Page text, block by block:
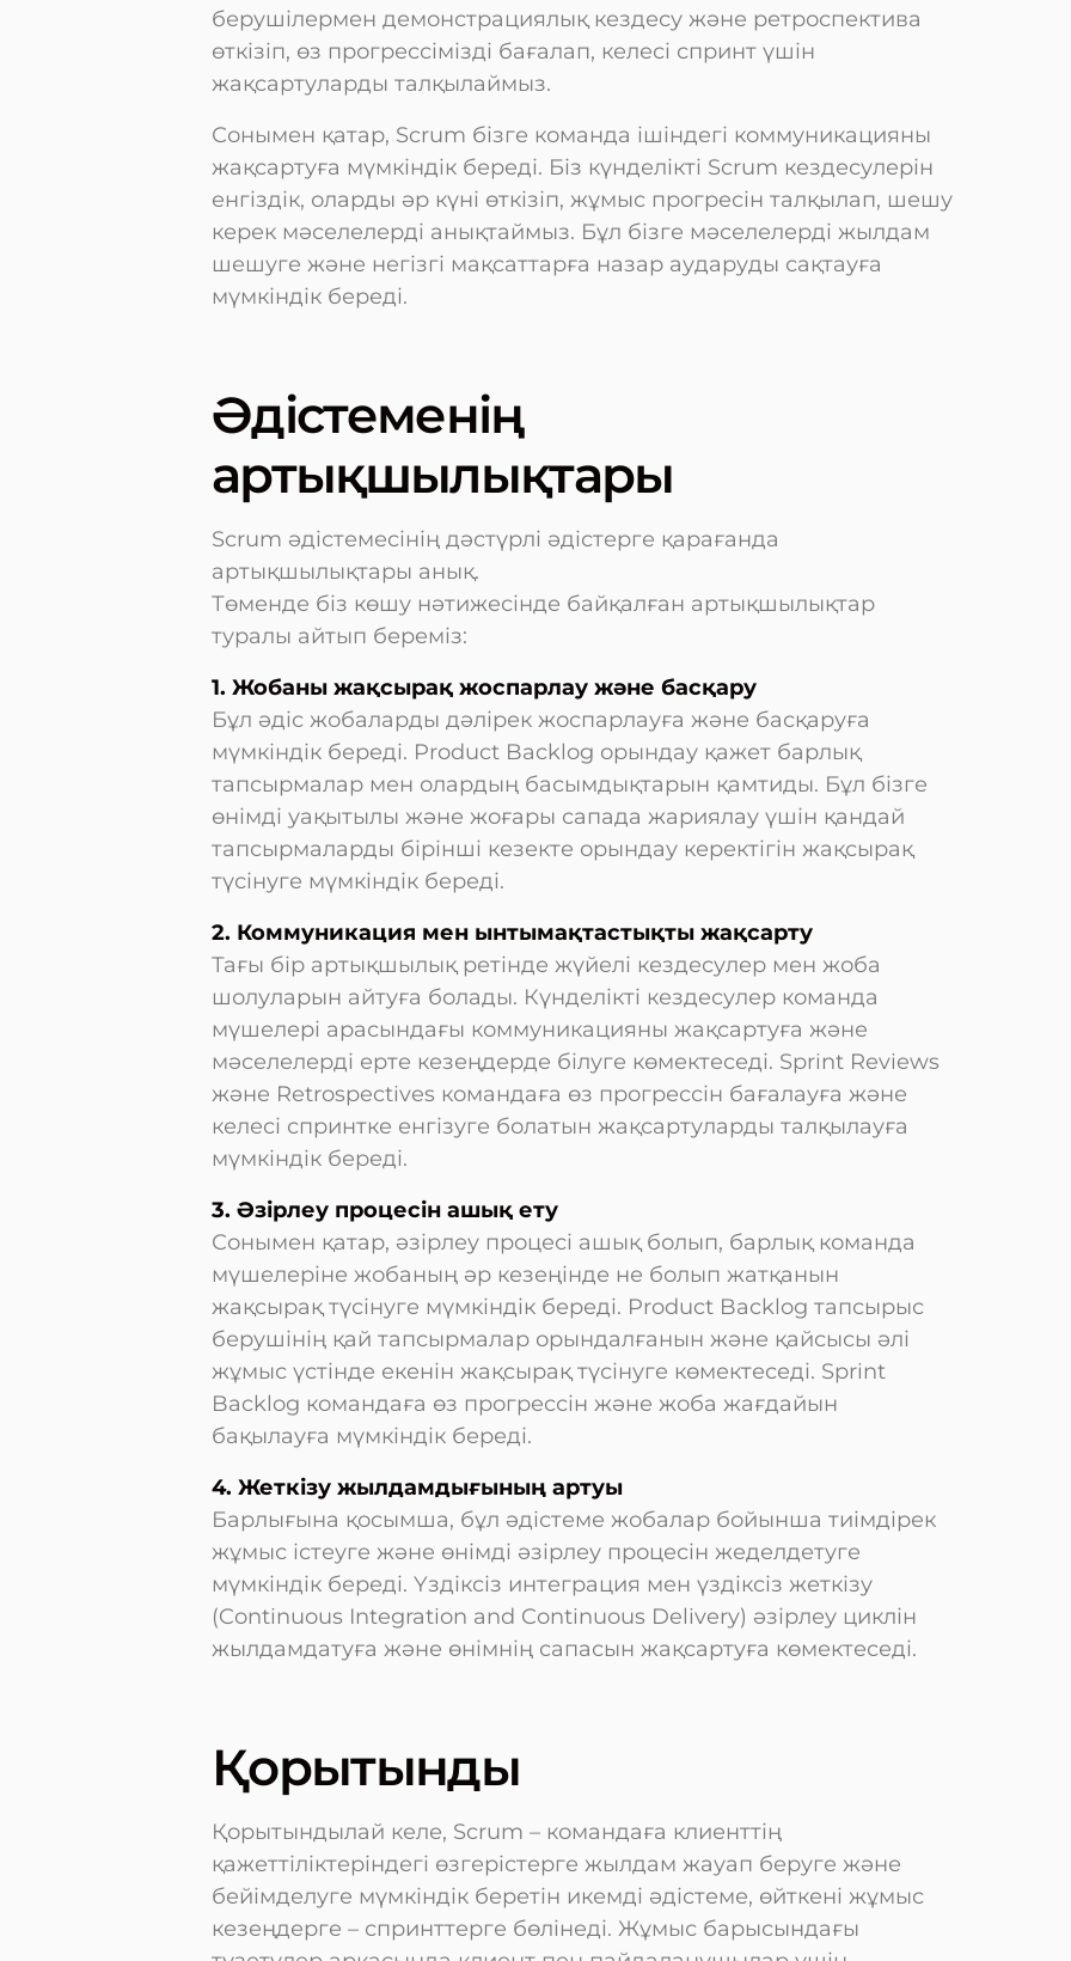
берушілермен демонстрациялық кездесу және ретроспектива
өткізіп, өз прогрессімізді бағалап, келесі спринт үшін
жақсартуларды талқылаймыз.
Сонымен қатар, Scrum бізге команда ішіндегі коммуникацияны
жақсартуға мүмкіндік береді. Біз күнделікті Scrum кездесулерін
енгіздік, оларды әр күні өткізіп, жұмыс прогресін талқылап, шешу
керек мәселелерді анықтаймыз. Бұл бізге мәселелерді жылдам
шешуге және негізгі мақсаттарға назар аударуды сақтауға
мүмкіндік береді.
Әдістеменің
артықшылықтары
Scrum әдістемесінің дәстүрлі әдістерге қарағанда
артықшылықтары анық.
Төменде біз көшу нәтижесінде байқалған артықшылықтар
туралы айтып береміз:
1. Жобаны жақсырақ жоспарлау және басқару
Бұл әдіс жобаларды дәлірек жоспарлауға және басқаруға
мүмкіндік береді. Product Backlog орындау қажет барлық
тапсырмалар мен олардың басымдықтарын қамтиды. Бұл бізге
өнімді уақытылы және жоғары сапада жариялау үшін қандай
тапсырмаларды бірінші кезекте орындау керектігін жақсырақ
түсінуге мүмкіндік береді.
2. Коммуникация мен ынтымақтастықты жақсарту
Тағы бір артықшылық ретінде жүйелі кездесулер мен жоба
шолуларын айтуға болады. Күнделікті кездесулер команда
мүшелері арасындағы коммуникацияны жақсартуға және
мәселелерді ерте кезеңдерде білуге көмектеседі. Sprint Reviews
және Retrospectives командаға өз прогрессін бағалауға және
келесі спринтке енгізуге болатын жақсартуларды талқылауға
мүмкіндік береді.
3. Әзірлеу процесін ашық ету
Сонымен қатар, әзірлеу процесі ашық болып, барлық команда
мүшелеріне жобаның әр кезеңінде не болып жатқанын
жақсырақ түсінуге мүмкіндік береді. Product Backlog тапсырыс
берушінің қай тапсырмалар орындалғанын және қайсысы әлі
жұмыс үстінде екенін жақсырақ түсінуге көмектеседі. Sprint
Backlog командаға өз прогрессін және жоба жағдайын
бақылауға мүмкіндік береді.
4. Жеткізу жылдамдығының артуы
Барлығына қосымша, бұл әдістеме жобалар бойынша тиімдірек
жұмыс істеуге және өнімді әзірлеу процесін жеделдетуге
мүмкіндік береді. Үздіксіз интеграция мен үздіксіз жеткізу
(Continuous Integration and Continuous Delivery) әзірлеу циклін
жылдамдатуға және өнімнің сапасын жақсартуға көмектеседі.
Қорытынды
Қорытындылай келе, Scrum – командаға клиенттің
қажеттіліктеріндегі өзгерістерге жылдам жауап беруге және
бейімделуге мүмкіндік беретін икемді әдістеме, өйткені жұмыс
кезеңдерге – спринттерге бөлінеді. Жұмыс барысындағы